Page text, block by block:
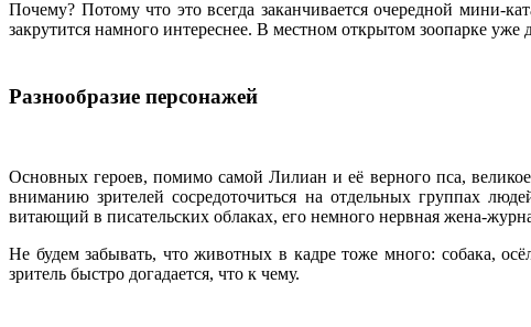
Почему? Потому что это всегда заканчивается очередной мини-
закрутится намного интереснее. В местном открытом зоопарке
Разнообразие персонажей
Основных героев, помимо самой Лилиан и её верного пса,
вниманию зрителей сосредоточиться на отдельных группах
витающий в писательских облаках, его немного нервная жена-
Не будем забывать, что животных в кадре тоже много: собака,
зритель быстро догадается, что к чему.